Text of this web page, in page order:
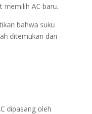
memilih AC baru.
bahwa suku
ditemukan dan
dipasang oleh